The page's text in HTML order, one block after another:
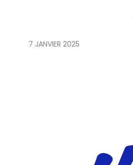
7 JANVIER 2025